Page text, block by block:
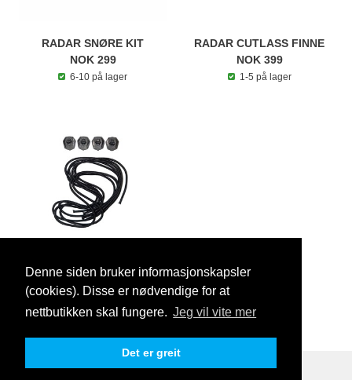
Denne siden bruker informasjonskapsler
(cookies). Disse er nødvendige for at
nettbutikken skal fungere. Jeg vil vite mer
Det er greit
RADAR SNØRE KIT
NOK 299
6-10 på lager
RADAR CUTLASS FINNE
NOK 399
1-5 på lager
NOK 349
1-5 på lager